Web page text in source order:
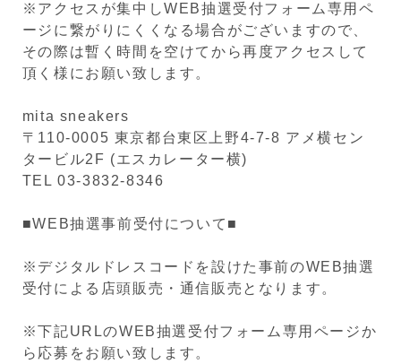
※アクセスが集中しWEB抽選受付フォーム専用ペ
ージに繋がりにくくなる場合がございますので、
その際は暫く時間を空けてから再度アクセスして
頂く様にお願い致します。
mita sneakers
〒110-0005 東京都台東区上野4-7-8 アメ横セン
タービル2F (エスカレーター横)
TEL 03-3832-8346
■WEB抽選事前受付について■
※デジタルドレスコードを設けた事前のWEB抽選
受付による店頭販売・通信販売となります。
※下記URLのWEB抽選受付フォーム専用ページか
ら応募をお願い致します。